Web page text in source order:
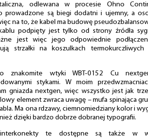
odlewana w procesie Ohno
prowadzone są biegi dodatni i ujemny, a
na to, że kabel ma budowę
podpięty jest tylko od strony źródła
jest więc jego odpowiednie
strzałki na koszulkach termokurczliwych
znakomite wtyki WBT-0152 Cu
stykami. W moim
gniazda nextgen, więc wszystko jest jak
element zwraca uwagę – mufa spinająca
Ma ona rdzawy, ciemnomiedziany kolor i
dzięki bardzo dobrze dobranej typografii.
te dostępne są także w